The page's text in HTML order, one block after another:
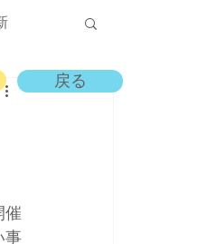
催
事
戻る